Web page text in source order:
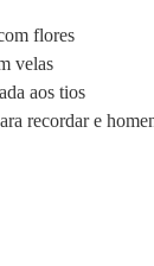
flores
velas
aos tios
recordar e